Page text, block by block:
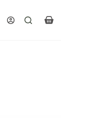
Winkelwagen